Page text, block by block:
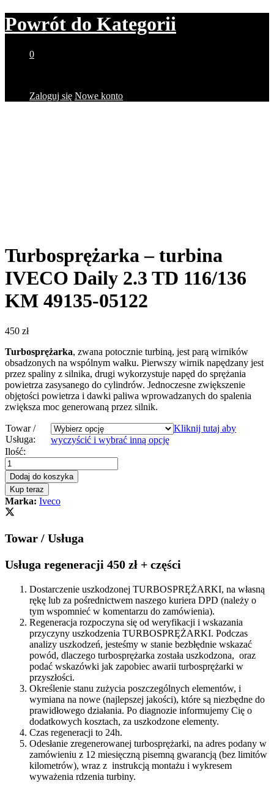
Powrót do Kategorii
0
Zaloguj się Nowe konto
Turbosprężarka – turbina
IVECO Daily 2.3 TD 116/136
KM 49135-05122
450 zł
Turbosprężarka, zwana potocznie turbiną, jest parą wirników
obsadzonych na wspólnym wałku. Pierwszy wirnik napędzany jest
przez spaliny z silnika, drugi wykorzystuje napęd do sprężania
powietrza zasysanego do cylindrów. Jednoczesne zwiększenie
objętości powietrza i dawki paliwa wprowadzanych do spalenia
zwiększa moc generowaną przez silnik.
Towar /
Usługa:
Kliknij tutaj aby
wyczyścić i wybrać inną opcję
Turbosprężarka
turbina
IVECO
Daily
2.3
TD
KM
05122
quantity
Ilość:
Dodaj do koszyka
Kup teraz
Marka: Iveco
Towar / Usługa
Usługa regeneracji 450 zł + części
Dostarczenie uszkodzonej TURBOSPRĘŻARKI, na własną
rękę lub za pośrednictwem naszego kuriera DPD (należy o
tym wspomnieć w komentarzu do zamówienia).
Regeneracja rozpoczyna się od weryfikacji i wskazania
przyczyny uszkodzenia TURBOSPRĘŻARKI. Podczas
analizy uszkodzeń, jesteśmy w stanie bezbłędnie wskazać
powód, dlaczego turbosprężarka została uszkodzona, oraz
podać wskazówki jak zapobiec awarii turbosprężarki w
przyszłości.
Określenie stanu zużycia poszczególnych elementów, i
wymiana na nowe (najlepszej jakości), które są niezbędne do
prawidłowego działania. Po diagnozie informujemy Cię o
dodatkowych kosztach, za uszkodzone elementy.
Czas regeneracji to 24h.
Odesłanie zregenerowanej turbosprężarki, na adres podany w
zamówieniu z 12 miesięczną pisemną gwarancją (bez limitów
kilometrów), wraz z instrukcją montażu i wykresem
wyważenia rdzenia turbiny.